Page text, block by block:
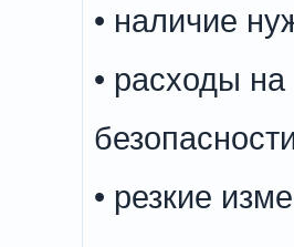
• наличие
• расходы
• резкие